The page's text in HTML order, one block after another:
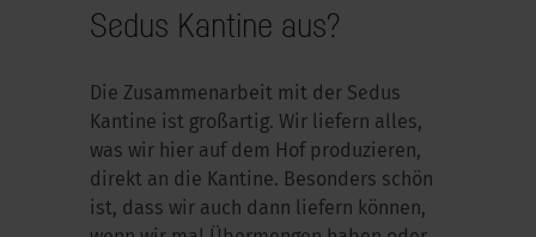
Sedus Kantine aus?
Die Zusammenarbeit mit der Sedus
Kantine ist großartig. Wir liefern alles,
was wir hier auf dem Hof produzieren,
direkt an die Kantine. Besonders schön
ist, dass wir auch dann liefern können,